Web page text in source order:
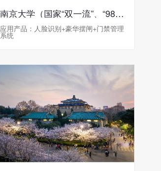
南京大学（国家“双一流”、“985工程”、“211工程”）
应用产品：人脸识别+豪华摆闸+门禁管理
系统